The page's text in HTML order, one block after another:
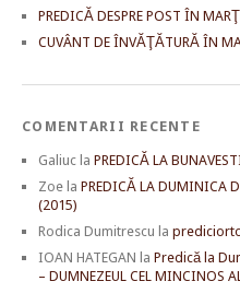
PREDICĂ DESPRE POST ÎN
CUVÂNT DE ÎNVĂŢĂTURĂ ÎN
COMENTARII RECENTE
Galiuc la PREDICĂ LA
Zoe la PREDICĂ LA DUMINICA
(2015)
Rodica Dumitrescu la
IOAN HATEGAN la Predică la
– DUMNEZEUL CEL MINCINOS